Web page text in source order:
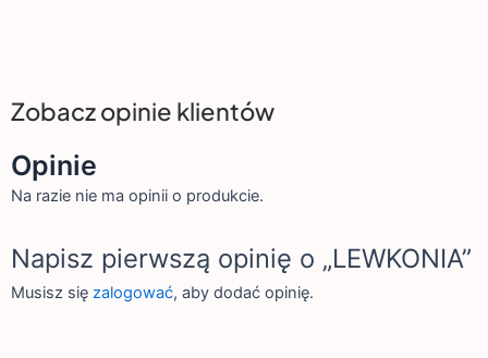
Zobacz opinie klientów
Opinie
Na razie nie ma opinii o produkcie.
Napisz pierwszą opinię o „LEWKONIA”
Musisz się zalogować, aby dodać opinię.